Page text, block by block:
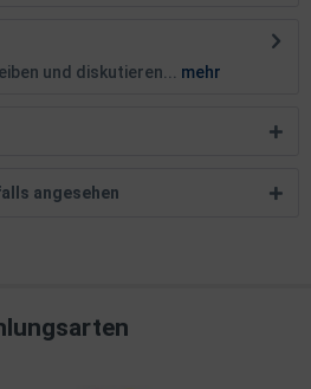
und diskutieren...
mehr
angesehen